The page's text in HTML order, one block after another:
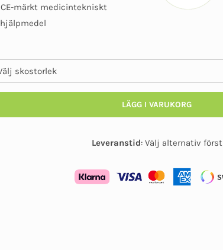
CE-märkt medicintekniskt
hjälpmedel
LÄGG I VARUKORG
Leveranstid: Välj alternativ först